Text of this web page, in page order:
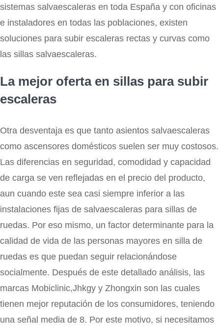
sistemas salvaescaleras en toda España y con oficinas
e instaladores en todas las poblaciones, existen
soluciones para subir escaleras rectas y curvas como
las sillas salvaescaleras.
La mejor oferta en sillas para subir
escaleras
Otra desventaja es que tanto asientos salvaescaleras
como ascensores domésticos suelen ser muy costosos.
Las diferencias en seguridad, comodidad y capacidad
de carga se ven reflejadas en el precio del producto,
aun cuando este sea casi siempre inferior a las
instalaciones fijas de salvaescaleras para sillas de
ruedas. Por eso mismo, un factor determinante para la
calidad de vida de las personas mayores en silla de
ruedas es que puedan seguir relacionándose
socialmente. Después de este detallado análisis, las
marcas Mobiclinic,Jhkgy y Zhongxin son las cuales
tienen mejor reputación de los consumidores, teniendo
una señal media de 8. Por este motivo, si necesitamos